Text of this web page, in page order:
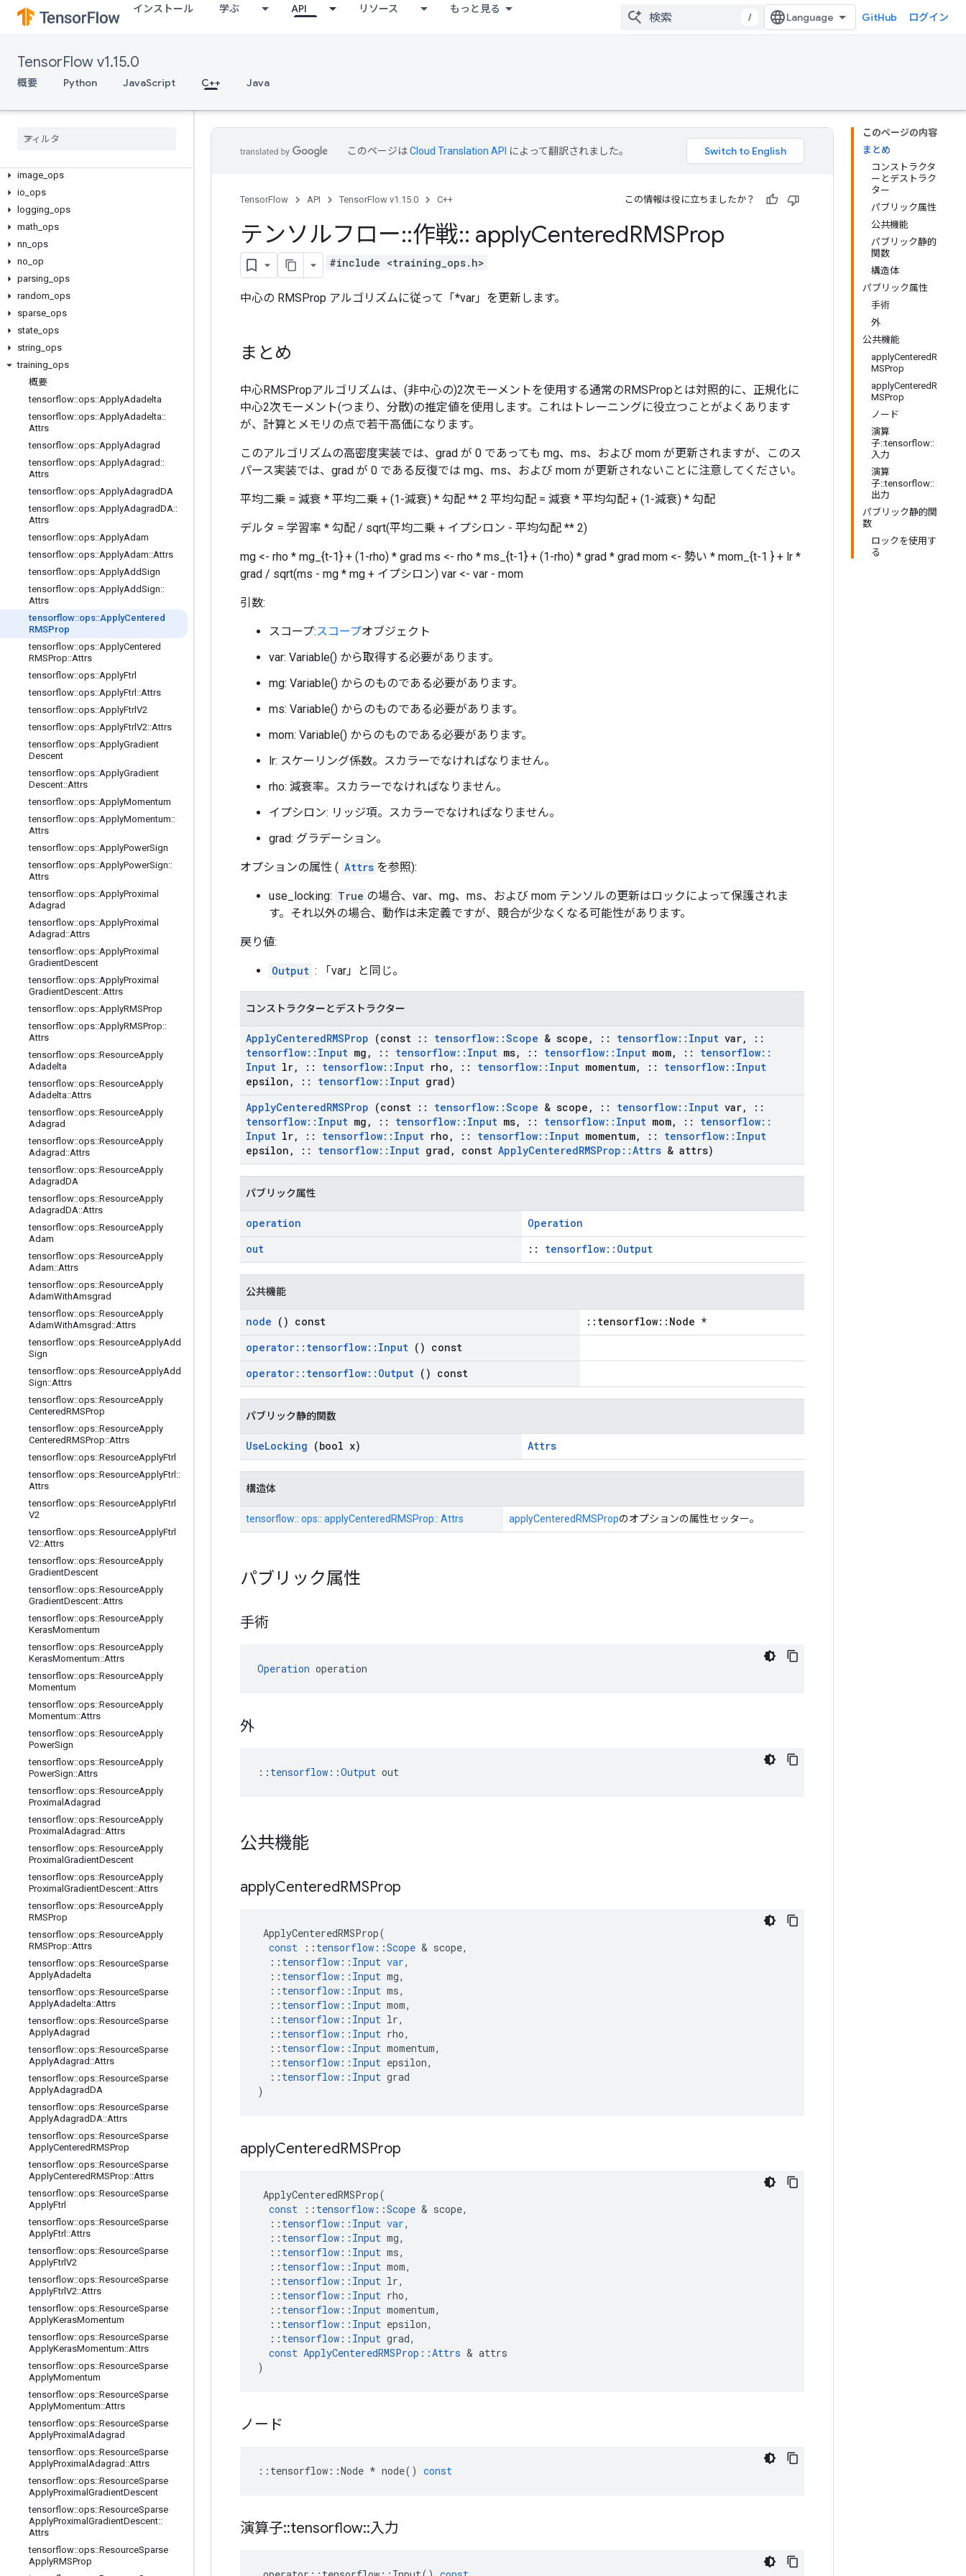
インストール 学ぶ API リソース もっと見る
/ GitHub ログイン
TensorFlow v1.15.0
概要 Python JavaScript C++ Java
array_ops
core
image ops
io ops
logging ops
math ops
nn ops
no op
parsing ops
random ops
sparse ops
state ops
string ops
training ops
概要
tensorflow::ops::ApplyAdadelta
tensorflow::ops::ApplyAdadelta::
Attrs
tensorflow::ops::ApplyAdagrad
tensorflow::ops::ApplyAdagrad ::
Attrs
tensorflow::ops::ApplyAdagradDA
tensorflow::ops::ApplyAdagradDA::
Attrs
tensorflow::ops::ApplyAdam
tensorflow::ops::ApplyAdam::Attrs
tensorflow::ops::ApplyAddSign
tensorflow::ops::ApplyAddSign::
Attrs
tensorflow::ops::ApplyCentered
RMSProp
tensorflow::ops::ApplyCentered
RMSProp::Attrs
tensorflow::ops::ApplyFtrl
tensorflow::ops::ApplyFtrl ::Attrs
tensorflow::ops::ApplyFtrlV2
tensorflow::ops::ApplyFtrlV2::Attrs
tensorflow::ops::ApplyGradient
Descent
tensorflow::ops::ApplyGradient
Descent::Attrs
tensorflow::ops::ApplyMomentum
tensorflow::ops::ApplyMomentum::
Attrs
tensorflow::ops::ApplyPowerSign
tensorflow::ops::ApplyPowerSign::
Attrs
tensorflow::ops::ApplyProximal
Adagrad
tensorflow::ops::ApplyProximal
Adagrad ::Attrs
tensorflow::ops::ApplyProximal
GradientDescent
tensorflow::ops::ApplyProximal
GradientDescent::Attrs
tensorflow::ops::ApplyRMSProp
tensorflow::ops::ApplyRMSProp::
Attrs
tensorflow::ops::ResourceApply
Adadelta
tensorflow::ops::ResourceApply
Adadelta::Attrs
tensorflow::ops::ResourceApply
Adagrad
tensorflow::ops::ResourceApply
Adagrad ::Attrs
tensorflow::ops::ResourceApply
AdagradDA
tensorflow::ops::ResourceApply
AdagradDA::Attrs
tensorflow::ops::ResourceApply
Adam
tensorflow::ops::ResourceApply
Adam::Attrs
tensorflow::ops::ResourceApply
AdamWithAmsgrad
tensorflow::ops::ResourceApply
AdamWithAmsgrad ::Attrs
tensorflow::ops::ResourceApplyAdd
Sign
tensorflow::ops::ResourceApplyAdd
Sign::Attrs
tensorflow::ops::ResourceApply
CenteredRMSProp
tensorflow::ops::ResourceApply
CenteredRMSProp::Attrs
tensorflow::ops::ResourceApplyFtrl
tensorflow::ops::ResourceApplyFtrl ::
Attrs
tensorflow::ops::ResourceApplyFtrl
V2
tensorflow::ops::ResourceApplyFtrl
V2::Attrs
tensorflow::ops::ResourceApply
GradientDescent
tensorflow::ops::ResourceApply
GradientDescent::Attrs
tensorflow::ops::ResourceApply
KerasMomentum
tensorflow::ops::ResourceApply
KerasMomentum::Attrs
tensorflow::ops::ResourceApply
Momentum
tensorflow::ops::ResourceApply
Momentum::Attrs
tensorflow::ops::ResourceApply
PowerSign
tensorflow::ops::ResourceApply
PowerSign::Attrs
tensorflow::ops::ResourceApply
Proximal Adagrad
tensorflow::ops::ResourceApply
Proximal Adagrad ::Attrs
tensorflow::ops::ResourceApply
Proximal GradientDescent
tensorflow::ops::ResourceApply
Proximal GradientDescent::Attrs
tensorflow::ops::ResourceApply
RMSProp
tensorflow::ops::ResourceApply
RMSProp::Attrs
tensorflow::ops::ResourceSparse
ApplyAdadelta
tensorflow::ops::ResourceSparse
ApplyAdadelta::Attrs
tensorflow::ops::ResourceSparse
ApplyAdagrad
tensorflow::ops::ResourceSparse
ApplyAdagrad ::Attrs
tensorflow::ops::ResourceSparse
ApplyAdagradDA
tensorflow::ops::ResourceSparse
ApplyAdagradDA::Attrs
tensorflow::ops::ResourceSparse
ApplyCenteredRMSProp
tensorflow::ops::ResourceSparse
ApplyCenteredRMSProp::Attrs
tensorflow::ops::ResourceSparse
ApplyFtrl
tensorflow::ops::ResourceSparse
ApplyFtrl ::Attrs
tensorflow::ops::ResourceSparse
ApplyFtrlV2
tensorflow::ops::ResourceSparse
ApplyFtrlV2::Attrs
tensorflow::ops::ResourceSparse
ApplyKerasMomentum
tensorflow::ops::ResourceSparse
ApplyKerasMomentum::Attrs
tensorflow::ops::ResourceSparse
ApplyMomentum
tensorflow::ops::ResourceSparse
ApplyMomentum::Attrs
tensorflow::ops::ResourceSparse
ApplyProximal Adagrad
tensorflow::ops::ResourceSparse
ApplyProximal Adagrad ::Attrs
tensorflow::ops::ResourceSparse
ApplyProximal GradientDescent
tensorflow::ops::ResourceSparse
ApplyProximal GradientDescent::
Attrs
tensorflow::ops::ResourceSparse
ApplyRMSProp
このページの内容
まとめ
コンストラクタ
ーとデストラク
ター
パブリック属性
公共機能
パブリック静的
関数
構造体
パブリック属性
手術
外
公共機能
applyCenteredR
MSProp
applyCenteredR
MSProp
ノード
演算
子::tensorflow::
入力
演算
子::tensorflow::
出力
パブリック静的関
数
ロックを使用す
る
このページはCloud Translation API によって翻訳されました。
TensorFlow API TensorFlow v1.15.0 C++ この情報は役に立ちましたか？
テンソルフロー::作戦:: applyCenteredRMSProp
#include <training_ops.h>
中心の RMSProp アルゴリズムに従って「*var」を更新します。
まとめ
中心RMSPropアルゴリズムは、(非中心の)2次モーメントを使用する通常のRMSPropとは対照的に、正規化に
中心2次モーメント(つまり、分散)の推定値を使用します。これはトレーニングに役立つことがよくあります
が、計算とメモリの点で若干高価になります。
このアルゴリズムの高密度実装では、grad が 0 であっても mg、ms、および mom が更新されますが、このス
パース実装では、grad が 0 である反復では mg、ms、および mom が更新されないことに注意してください。
平均二乗 = 減衰 * 平均二乗 + (1-減衰) * 勾配 ** 2 平均勾配 = 減衰 * 平均勾配 + (1-減衰) * 勾配
デルタ = 学習率 * 勾配 / sqrt(平均二乗 + イプシロン - 平均勾配 ** 2)
mg <- rho * mg_{t-1} + (1-rho) * grad ms <- rho * ms_{t-1} + (1-rho) * grad * grad mom <- 勢い * mom_{t-1 } + lr *
grad / sqrt(ms - mg * mg + イプシロン) var <- var - mom
引数:
スコープ:スコープオブジェクト
var: Variable() から取得する必要があります。
mg: Variable() からのものである必要があります。
ms: Variable() からのものである必要があります。
mom: Variable() からのものである必要があります。
lr: スケーリング係数。スカラーでなければなりません。
rho: 減衰率。スカラーでなければなりません。
イプシロン: リッジ項。スカラーでなければなりません。
grad: グラデーション。
オプションの属性 ( Attrs を参照):
use_locking: True の場合、var、mg、ms、および mom テンソルの更新はロックによって保護されま
す。それ以外の場合、動作は未定義ですが、競合が少なくなる可能性があります。
戻り値:
Output : 「var」と同じ。
コンストラクターとデストラクター
ApplyCenteredRMSProp (const :: tensorflow::Scope & scope , :: tensorflow:: Input var,
::
tensorflow:: Input mg , :: tensorflow:: Input ms, :: tensorflow:: Input mom, :: tensorflow::
Input lr, :: tensorflow:: Input rho , :: tensorflow:: Input momentum, :: tensorflow:: Input
epsilon , :: tensorflow:: Input grad)
ApplyCenteredRMSProp (const :: tensorflow::Scope & scope , :: tensorflow:: Input var,
::
tensorflow:: Input mg , :: tensorflow:: Input ms, :: tensorflow:: Input mom, :: tensorflow::
Input lr, :: tensorflow:: Input rho , :: tensorflow:: Input momentum, :: tensorflow:: Input
epsilon , :: tensorflow:: Input grad , const ApplyCenteredRMSProp ::Attrs & attrs)
パブリック属性
operation
Operation
out
:: tensorflow::Output
公共機能
node () const
::tensorflow::Node *
operator:: tensorflow:: Input () const
operator:: tensorflow:: Output () const
パブリック静的関数
UseLocking (bool x) Attrs
構造体
tensorflow:: ops:: applyCenteredRMSProp:: Attrs applyCenteredRMSPropのオプションの属性セッター。
パブリック属性
手術
Operation operation
外
:: tensorflow::Output out
公共機能
applyCenteredRMSProp
ApplyCenteredRMSProp(
const
:: tensorflow ::Scope & scope,
:: tensorflow :: Input var,
:: tensorflow :: Input mg,
:: tensorflow :: Input ms,
:: tensorflow :: Input mom,
:: tensorflow :: Input lr,
:: tensorflow :: Input rho,
:: tensorflow :: Input momentum,
:: tensorflow :: Input epsilon,
:: tensorflow :: Input grad
)
applyCenteredRMSProp
ApplyCenteredRMSProp(
const
:: tensorflow ::Scope & scope,
:: tensorflow :: Input var,
:: tensorflow :: Input mg,
:: tensorflow :: Input ms,
:: tensorflow :: Input mom,
:: tensorflow :: Input lr,
:: tensorflow :: Input rho,
:: tensorflow :: Input momentum,
:: tensorflow :: Input epsilon,
:: tensorflow :: Input grad,
const ApplyCenteredRMSProp ::Attrs & attrs
)
ノード
:: tensorflow ::Node * node() const
演算子::tensorflow::入力